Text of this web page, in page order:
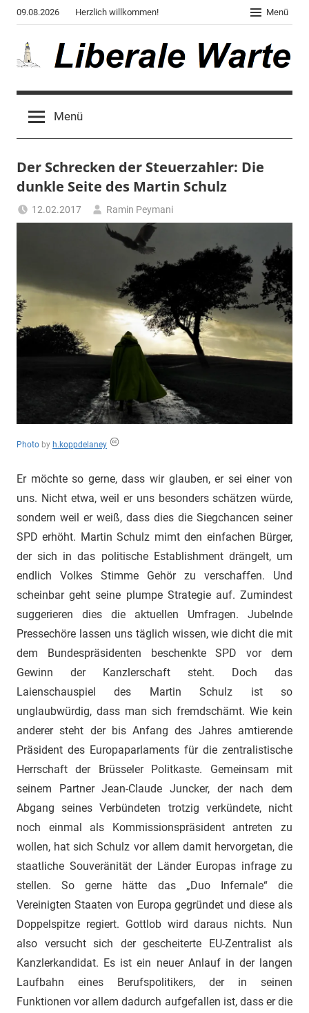
Zum
Inhalt
springen
09.08.2026 Herzlich willkommen! Menü
Liberale
Warte
des
"Corona,
Klima,
"2020",
Untergangs",
"Hexenjagd",
"Das
Grauen"
Deutschland"
Menü
Der Schrecken der Steuerzahler: Die
dunkle Seite des Martin Schulz
12.02.2017
Ramin Peymani
Tagesthema
Photo by h.koppdelaney
Er möchte so gerne, dass wir glauben, er sei einer von
uns. Nicht etwa, weil er uns besonders schätzen würde,
sondern weil er weiß, dass dies die Siegchancen seiner
SPD erhöht. Martin Schulz mimt den einfachen Bürger,
der sich in das politische Establishment drängelt, um
endlich Volkes Stimme Gehör zu verschaffen. Und
scheinbar geht seine plumpe Strategie auf. Zumindest
suggerieren dies die aktuellen Umfragen. Jubelnde
Pressechöre lassen uns täglich wissen, wie dicht die mit
dem Bundespräsidenten beschenkte SPD vor dem
Gewinn der Kanzlerschaft steht. Doch das
Laienschauspiel des Martin Schulz ist so
unglaubwürdig, dass man sich fremdschämt. Wie kein
anderer steht der bis Anfang des Jahres amtierende
Präsident des Europaparlaments für die zentralistische
Herrschaft der Brüsseler Politkaste. Gemeinsam mit
seinem Partner Jean-Claude Juncker, der nach dem
Abgang seines Verbündeten trotzig verkündete, nicht
noch einmal als Kommissionspräsident antreten zu
wollen, hat sich Schulz vor allem damit hervorgetan, die
staatliche Souveränität der Länder Europas infrage zu
stellen. So gerne hätte das „Duo Infernale“ die
Vereinigten Staaten von Europa gegründet und diese als
Doppelspitze regiert. Gottlob wird daraus nichts. Nun
also versucht sich der gescheiterte EU-Zentralist als
Kanzlerkandidat. Es ist ein neuer Anlauf in der langen
Laufbahn eines Berufspolitikers, der in seinen
Funktionen vor allem dadurch aufgefallen ist, dass er die